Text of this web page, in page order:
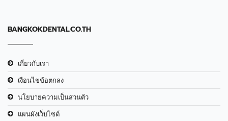
BANGKOKDENTAL.CO.TH
เกี่ยวกับเรา
เงือนไขข้อตกลง
นโยบายความเป็นส่วนตัว
แผนผังเว็บไซต์